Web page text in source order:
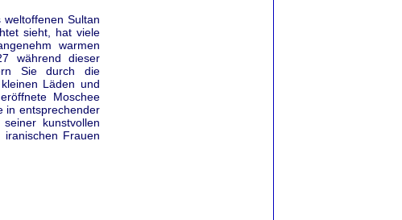
Sultan
sieht, hat viele
warmen
während dieser
Sie durch die
Läden und
Moschee
in entsprechender
kunstvollen
Frauen